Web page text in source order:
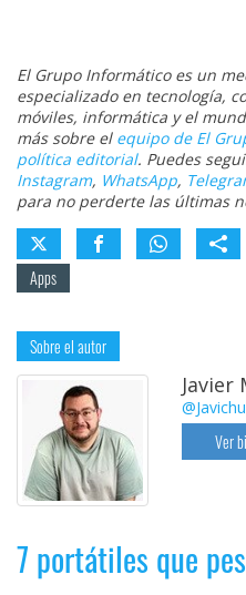
El Grupo Informático es un
especializado en tecnología,
móviles, informática y el
más sobre el equipo de El
política editorial. Puedes
Instagram, WhatsApp,
para no perderte las últimas
Apps
Sobre el autor
Javier
Ver
7 portátiles que